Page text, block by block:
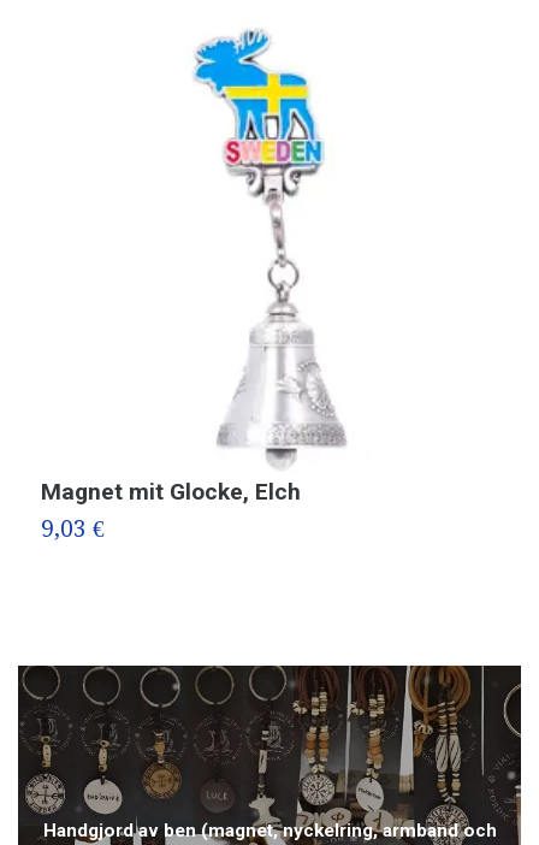
Handgjord av ben (magnet, nyckelring, armband och
Magnet mit Glocke, Elch
9,03 €